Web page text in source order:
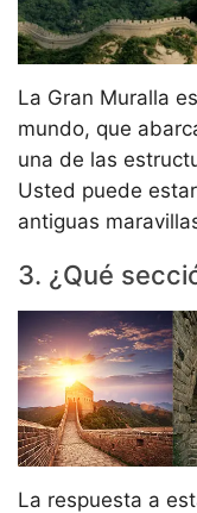
La Gran Muralla
mundo, que
una de las
Usted puede
antiguas
3. ¿Qué
La respuesta a